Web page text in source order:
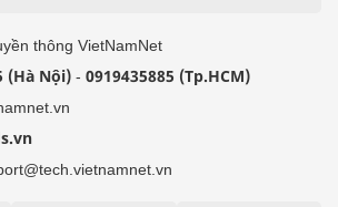
thông VietNamNet
(Hà Nội) - 0919435885 (Tp.HCM)